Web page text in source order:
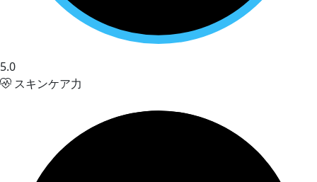
5.0
スキンケア力